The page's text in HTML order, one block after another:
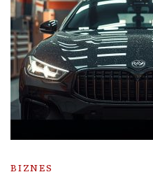
BIZNES